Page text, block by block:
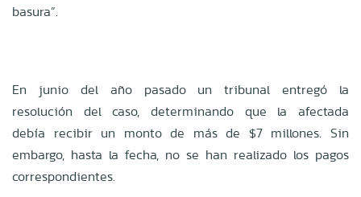
basura”.
En junio del año pasado un tribunal entregó la
resolución del caso, determinando que la afectada
debía recibir un monto de más de $7 millones. Sin
embargo, hasta la fecha, no se han realizado los pagos
correspondientes.